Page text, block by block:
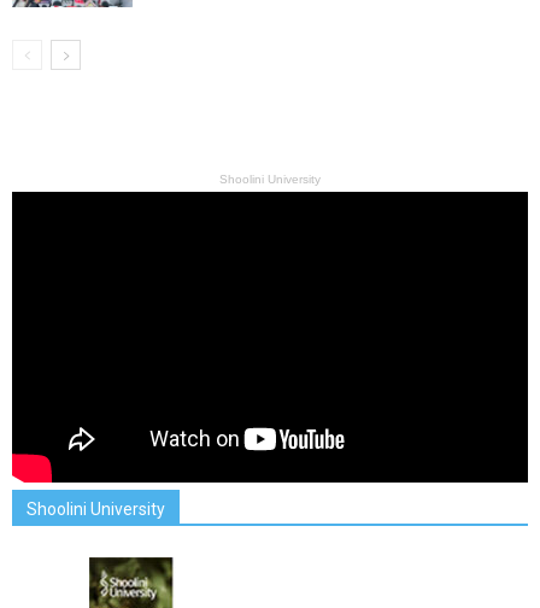
Shoolini University
Shoolini University